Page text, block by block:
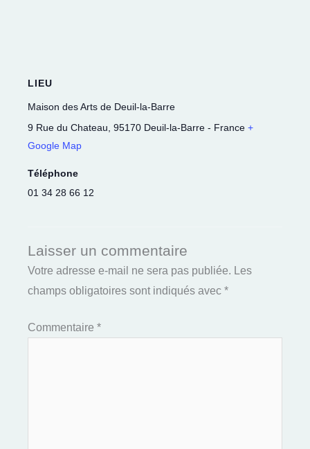
LIEU
Maison des Arts de Deuil-la-Barre
9 Rue du Chateau 95170 Deuil-la-Barre - France +
Google Map
Téléphone
01 34 28 66 12
Laisser un commentaire
Votre adresse e-mail ne sera pas publiée. Les
champs obligatoires sont indiqués avec *
Commentaire *